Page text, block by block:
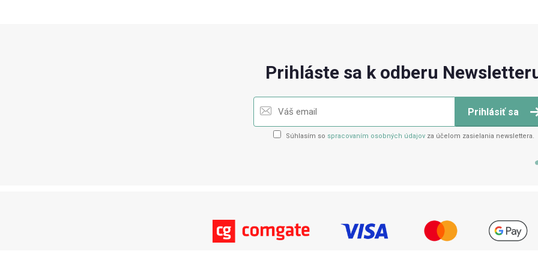
Prihláste sa k odberu
Prihlásiť sa
Súhlasím so spracovaním osobných údajovza účelom zasielania newslettera.